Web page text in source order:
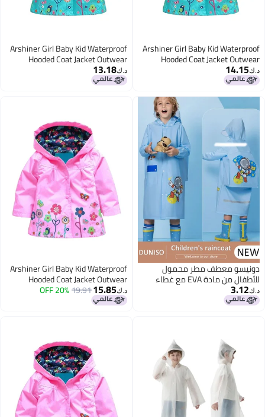
Arshiner Girl Baby Kid Waterproof
Hooded Coat Jacket Outwear
Raincoat Hoodies 120(Age for 4-
5Y),Blue
د.ك‏14.15
Arshiner Girl Baby Kid Waterproof
Hooded Coat Jacket Outwear
Raincoat Hoodies, Blue, 2-6 Years
د.ك‏13.18
دونيسو معطف مطر محمول
للأطفال من مادة EVA مع غطاء
حقيبة - قابل لإعادة الاستخدام
للدراجات، السفر، الصيد، المشي
د.ك‏3.12
Arshiner Girl Baby Kid Waterproof
Hooded Coat Jacket Outwear
Raincoat Hoodies, Pink, 110 (3-4
Y)
د.ك‏15.85
19.91
20% OFF